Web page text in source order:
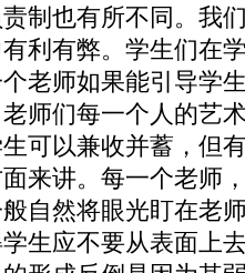
制也有所不同。我
利有弊。学生们在
老师如果能引导学
师们每一个人的艺
可以兼收并蓄，但
来讲。每一个老师
自然将眼光盯在老
生应不要从表面上